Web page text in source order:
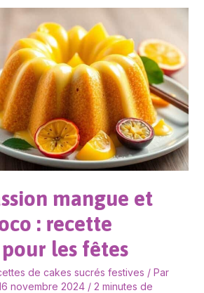
mangue et
: recette
les fêtes
de cakes sucrés festives / Par
novembre 2024 / 2 minutes de